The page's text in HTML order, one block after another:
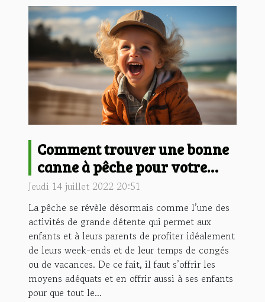
Comment trouver une bonne
canne à pêche pour votre
enfant ?
Jeudi 14 juillet 2022 20:51
La pêche se révèle désormais comme l’une des
activités de grande détente qui permet aux
enfants et à leurs parents de profiter idéalement
de leurs week-ends et de leur temps de congés
ou de vacances. De ce fait, il faut s’offrir les
moyens adéquats et en offrir aussi à ses enfants
pour que tout le...